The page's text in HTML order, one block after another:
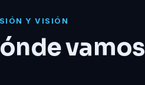
Y VISIÓN
vamos